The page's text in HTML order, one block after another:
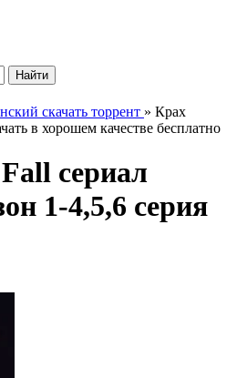
Найти
скачать торрент » Крах
в хорошем качестве бесплатно
сериал
1-4,5,6 серия